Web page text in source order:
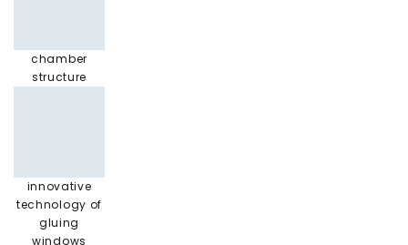
chamber
structure
innovative
technology of
gluing
windows